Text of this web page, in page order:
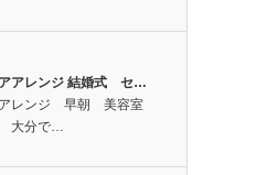
アレンジ 結婚式 セ…
アレンジ 早朝 美容室
分で…